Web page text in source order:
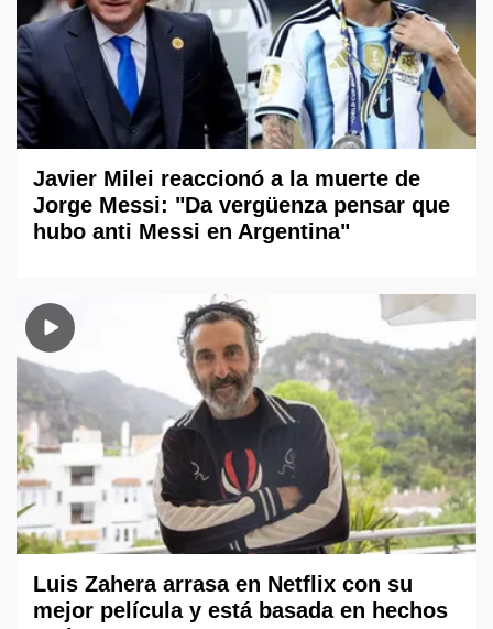
Javier Milei reaccionó a la muerte de
Jorge Messi: "Da vergüenza pensar que
hubo anti Messi en Argentina"
Luis Zahera arrasa en Netflix con su
mejor película y está basada en hechos